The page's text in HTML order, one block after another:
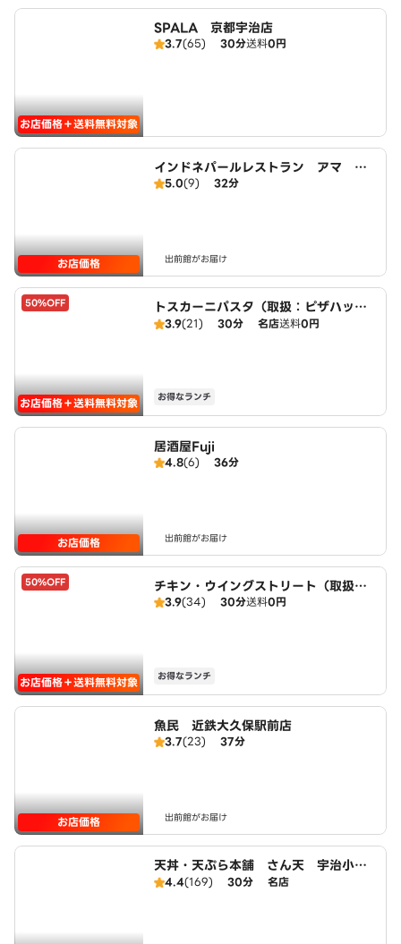
お店価格＋送料無料対象
SPALA 京都宇治店
3.7(65) 30分送料0円
お店価格
インドネパールレストラン アマ Aa
ma5.0(9) 32分
出前館がお届け
50%OFF
お店価格＋送料無料対象
トスカーニパスタ（取扱：ピザハット
宇治小倉店）
3.9(21) 30分 名店送料0円
お得なランチ
お店価格
居酒屋Fuji
4.8(6) 36分
出前館がお届け
50%OFF
お店価格＋送料無料対象
チキン・ウイングストリート（取扱：
ピザハット宇治小倉店）
3.9(34) 30分送料0円
お得なランチ
お店価格
魚民 近鉄大久保駅前店
3.7(23) 37分
出前館がお届け
天丼・天ぷら本舗 さん天 宇治小倉
店4.4(169) 30分 名店